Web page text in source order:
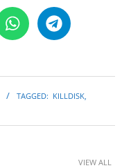
TAGGED: KILLDISK,
VIEW ALL